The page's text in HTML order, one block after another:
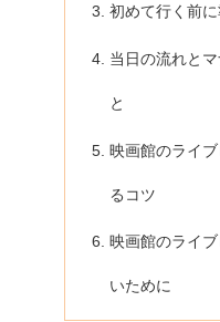
初めて行く前
当日の流れと
と
映画館のライ
るコツ
映画館のライ
いために